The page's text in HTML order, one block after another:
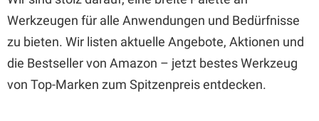
Werkzeugen für alle Anwendungen und Bedürfnisse
zu bieten. Wir listen aktuelle Angebote, Aktionen und
die Bestseller von Amazon – jetzt bestes Werkzeug
von Top-Marken zum Spitzenpreis entdecken.